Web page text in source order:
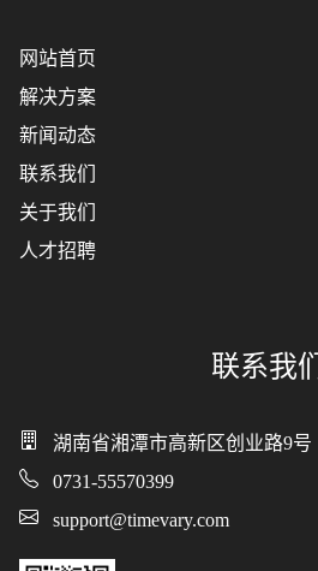
网站首页
解决方案
新闻动态
联系我们
关于我们
人才招聘
联系我们
湖南省湘潭市高新区创业路9号
0731-55570399
support@timevary.com